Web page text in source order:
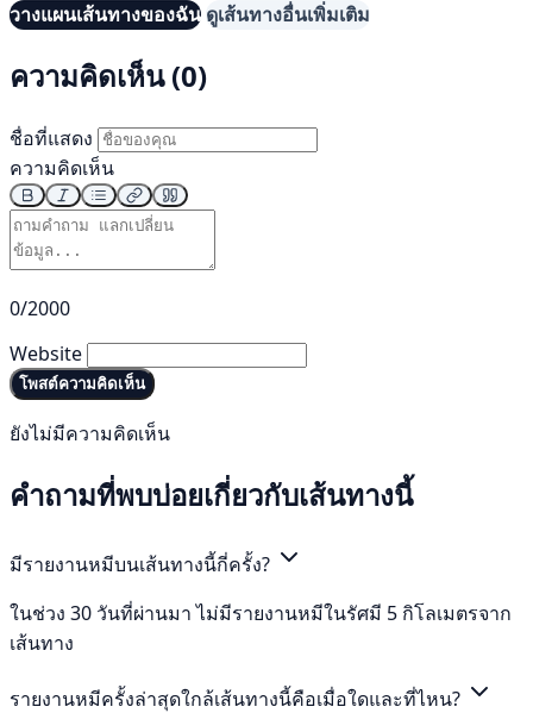
วางแผนเส้นทางของฉัน ดูเส้นทางอื่นเพิ่มเติม
ความคิดเห็น (0)
ชื่อที่แสดง
ความคิดเห็น
0/2000
Website
โพสต์ความคิดเห็น
ยังไม่มีความคิดเห็น
คำถามที่พบบ่อยเกี่ยวกับเส้นทางนี้
มีรายงานหมีบนเส้นทางนี้กี่ครั้ง?
ในช่วง 30 วันที่ผ่านมา ไม่มีรายงานหมีในรัศมี 5 กิโลเมตรจาก
เส้นทาง
รายงานหมีครั้งล่าสุดใกล้เส้นทางนี้คือเมื่อใดและที่ไหน?